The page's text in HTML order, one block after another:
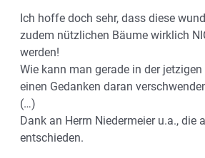
Ich hoffe doch sehr, dass diese
zudem nützlichen Bäume wirklich
werden!
Wie kann man gerade in der
einen Gedanken daran
(…)
Dank an Herrn Niedermeier u.a., die
entschieden.